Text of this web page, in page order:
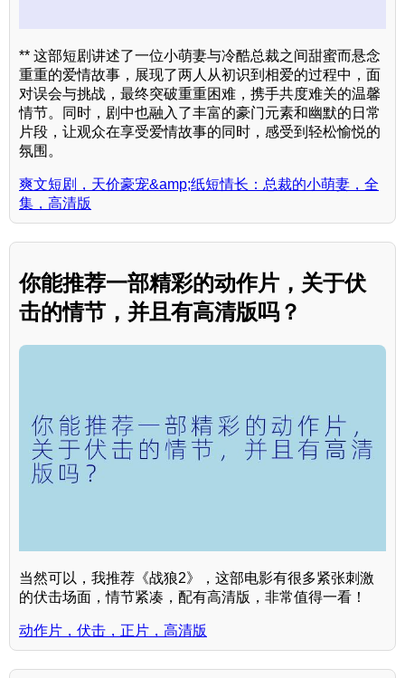
** 这部短剧讲述了一位小萌妻与冷酷总裁之间甜蜜而悬念
重重的爱情故事，展现了两人从初识到相爱的过程中，面
对误会与挑战，最终突破重重困难，携手共度难关的温馨
情节。同时，剧中也融入了丰富的豪门元素和幽默的日常
片段，让观众在享受爱情故事的同时，感受到轻松愉悦的
氛围。
爽文短剧，天价豪宠&amp;纸短情长：总裁的小萌妻，全
集，高清版
你能推荐一部精彩的动作片，关于伏
击的情节，并且有高清版吗？
当然可以，我推荐《战狼2》，这部电影有很多紧张刺激
的伏击场面，情节紧凑，配有高清版，非常值得一看！
动作片，伏击，正片，高清版